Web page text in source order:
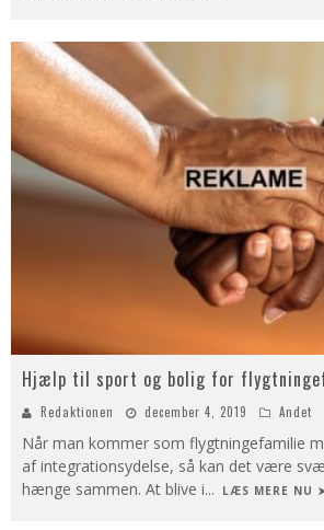
Hjælp til sport og bolig for
Redaktionen december 4, 2019 Andet
Når man kommer som flygtningefamilie
af integrationsydelse, så kan det være
hænge sammen. At blive i... LÆS MERE NU